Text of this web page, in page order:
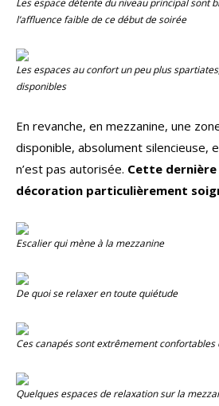
Les espace détente du niveau principal sont
l’affluence faible de ce début de soirée
Les espaces au confort un peu plus
disponibles
En revanche, en mezzanine, une
disponible, absolument silencieuse,
n’est pas autorisée. Cette dernière
décoration particulièrement
Escalier qui mène à la mezzanine
De quoi se relaxer en toute quiétude
Ces canapés sont extrêmement confortables
Quelques espaces de relaxation sur la